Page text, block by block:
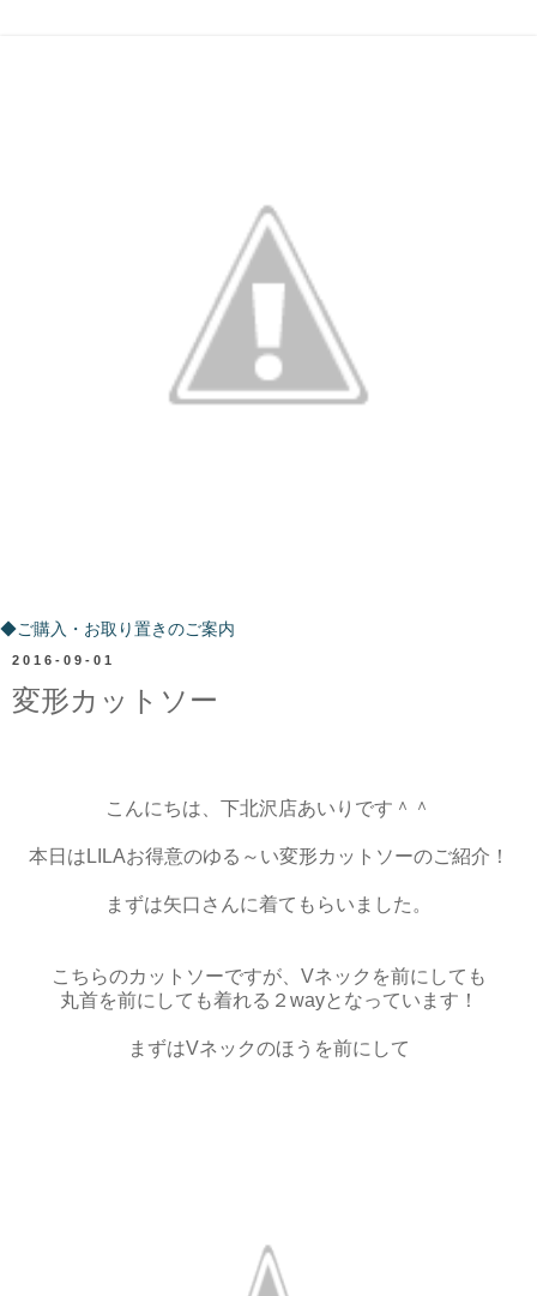
◆ご購入・お取り置きのご案内
2016-09-01
変形カットソー
こんにちは、下北沢店あいりです＾＾
本日はLILAお得意のゆる～い変形カットソーのご紹介！
まずは矢口さんに着てもらいました。
こちらのカットソーですが、Vネックを前にしても
丸首を前にしても着れる２wayとなっています！
まずはVネックのほうを前にして